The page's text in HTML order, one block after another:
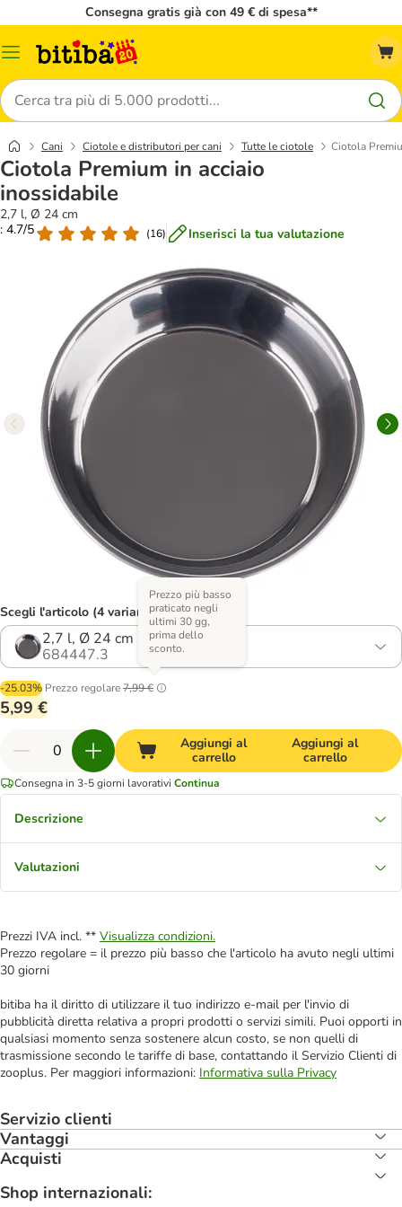
Consegna gratis già con 49 € di spesa**
Overview
Cerca
Cani Ciotole e distributori per cani Tutte le ciotole Ciotola
Ciotola Premium in acciaio
inossidabile
2,7 l, Ø 24 cm
: 4.7/5
(16) Inserisci la tua valutazione
Scegli l'articolo (4 varianti)
2,7 l, Ø 24 cm
684447.3
-25.03% Prezzo regolare7,99 €
Prezzo più basso
praticato negli
ultimi 30 gg,
prima dello
sconto.
5,99 €
Aggiungi al
carrello
Aggiungi al
carrello
Consegna in 3-5 giorni lavorativi Continua
Descrizione
Valutazioni
Prezzi IVA incl. ** Visualizza condizioni.
Prezzo regolare = il prezzo più basso che l'articolo ha avuto negli ultimi
30 giorni
bitiba ha il diritto di utilizzare il tuo indirizzo e-mail per l'invio di
pubblicità diretta relativa a propri prodotti o servizi simili. Puoi opporti in
qualsiasi momento senza sostenere alcun costo, se non quelli di
trasmissione secondo le tariffe di base, contattando il Servizio Clienti di
zooplus. Per maggiori informazioni: Informativa sulla Privacy
Servizio clienti
Vantaggi
Acquisti
Shop internazionali: